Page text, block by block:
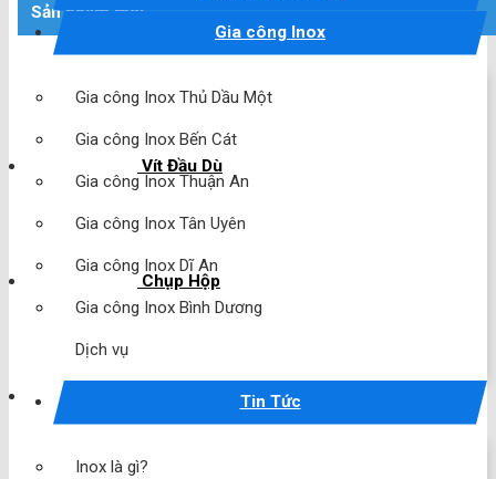
Gia công Inox
Gia công Inox Thủ Dầu Một
Gia công Inox Bến Cát
Gia công Inox Thuận An
Gia công Inox Tân Uyên
Gia công Inox Dĩ An
Gia công Inox Bình Dương
Dịch vụ
Tin Tức
Inox là gì?
Sản phẩm mới
Vít Đầu Dù
Chụp Hộp